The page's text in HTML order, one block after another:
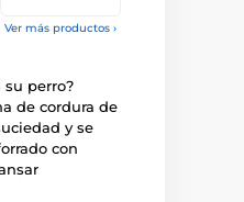
Ver más productos ›
su perro?
de cordura de
y se
con